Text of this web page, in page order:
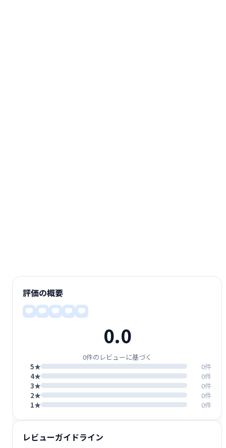
評価の概要
0.0
0件のレビューに基づく
5★
0件
4★
0件
3★
0件
2★
0件
1★
0件
レビューガイドライン